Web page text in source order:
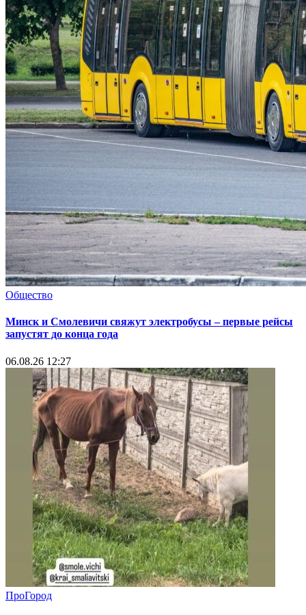
Общество
Минск и Смолевичи свяжут электробусы – первые рейсы
запустят до конца года
06.08.26 12:27
ПроГород